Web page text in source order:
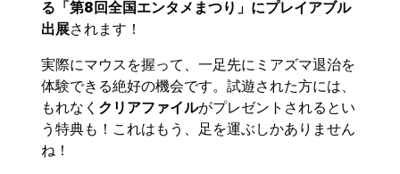
る「第8回全国エンタメまつり」にプレイアブル
出展されます！
実際にマウスを握って、一足先にミアズマ退治を
体験できる絶好の機会です。試遊された方には、
もれなく クリアファイルがプレゼントされるとい
う特典も！これはもう、足を運ぶしかありません
ね！